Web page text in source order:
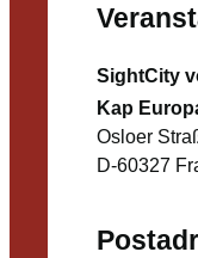
SightCity
Kap
Osloer
D-60327